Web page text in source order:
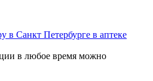
в Санкт Петербурге в аптеке
в любое время можно